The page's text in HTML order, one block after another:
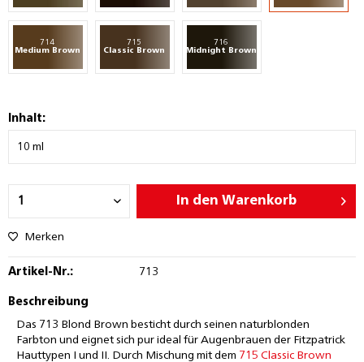
714
Medium Brown
715
Classic Brown
716
Midnight Brown
Inhalt:
In den Warenkorb
Merken
Artikel-Nr.: 713
Beschreibung
Das 713 Blond Brown besticht durch seinen naturblonden
Farbton und eignet sich pur ideal für Augenbrauen der Fitzpatrick
Hauttypen I und II. Durch Mischung mit dem 715 Classic Brown